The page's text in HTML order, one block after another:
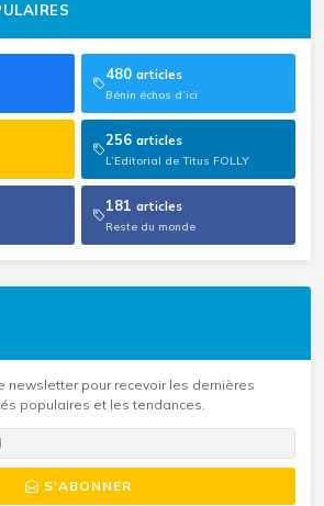
480 articles
Bénin échos d’ici
256 articles
L’Editorial de Titus FOLLY
181 articles
Reste du monde
newsletter pour recevoir les dernières
populaires et les tendances.
S'ABONNER